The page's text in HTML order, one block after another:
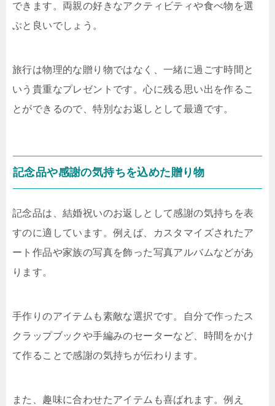
できます。両親の好きなアクティビティや食べ物を選
ぶと良いでしょう。
旅行は物理的な贈り物ではなく、一緒に過ごす時間と
いう貴重なプレゼントです。心に残る思い出を作るこ
とができるので、特別なお返しとして最適です。
記念品や感謝の気持ちを込めた贈り物
記念品は、結婚祝いのお返しとして感謝の気持ちを表
すのに適しています。例えば、カスタマイズされたア
ート作品や家族の写真を飾った写真アルバムなどがあ
ります。
手作りのアイテムも素敵な選択です。自分で作ったス
クラップブックや手編みのセーターなど、時間をかけ
て作ることで感謝の気持ちが伝わります。
また、趣味に合わせたアイテムも喜ばれます。例え